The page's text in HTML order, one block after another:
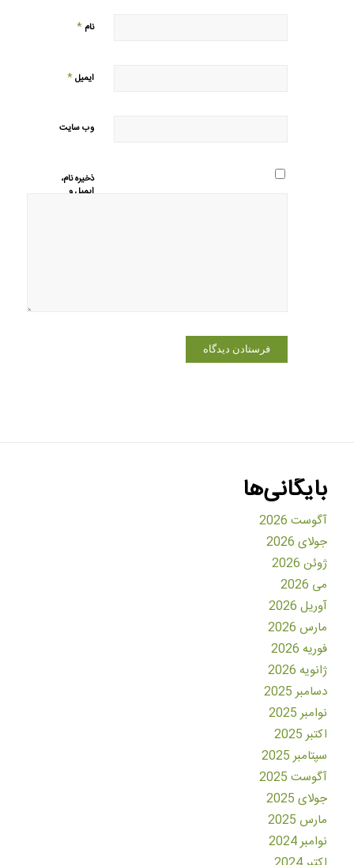
نام *
ایمیل*
وب‌ سایت
ذخیره نام،
ایمیل و
بایگانی‌ها
آگوست 2026
جولای 2026
ژوئن 2026
می 2026
آوریل 2026
مارس 2026
فوریه 2026
ژانویه 2026
دسامبر 2025
نوامبر 2025
اکتبر 2025
سپتامبر 2025
آگوست 2025
جولای 2025
مارس 2025
نوامبر 2024